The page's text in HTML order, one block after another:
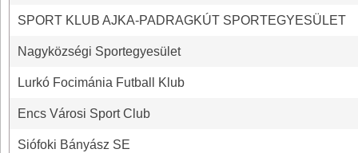
SPORT KLUB AJKA-PADRAGKÚT SPORTEGYESÜLET
Nagyközségi Sportegyesület
Lurkó Focimánia Futball Klub
Encs Városi Sport Club
Siófoki Bányász SE